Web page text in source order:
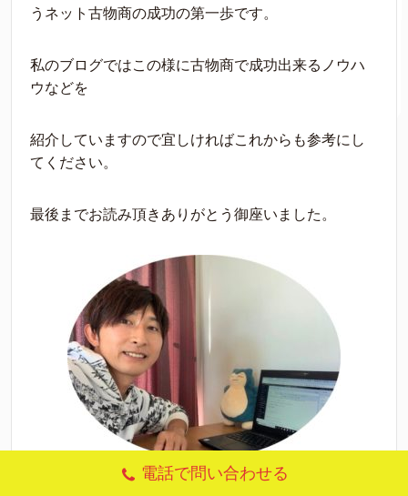
うネット古物商の成功の第一歩です。
私のブログではこの様に古物商で成功出来るノウハ
ウなどを
紹介していますので宜しければこれからも参考にし
てください。
最後までお読み頂きありがとう御座いました。
電話で問い合わせる